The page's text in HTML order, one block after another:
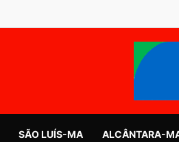
SÃO LUÍS-MA ALCÂNTARA-